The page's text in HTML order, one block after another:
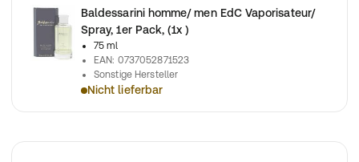
Baldessarini homme/ men EdC Vaporisateur/
Spray, 1er Pack, (1x )
75 ml
EAN: 0737052871523
Sonstige Hersteller
Nicht lieferbar